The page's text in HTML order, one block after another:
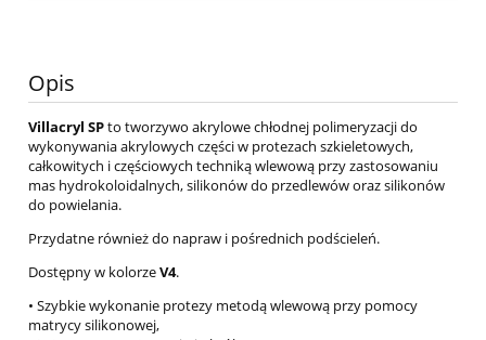
Opis
Villacryl SPto tworzywo akrylowe chłodnej polimeryzacji do
wykonywania akrylowych części w protezach szkieletowych,
całkowitych i częściowych techniką wlewową przy zastosowaniu
mas hydrokoloidalnych, silikonów do przedlewów oraz silikonów
do powielania.
Przydatne również do napraw i pośrednich podścieleń.
Dostępny w kolorzeV4.
• Szybkie wykonanie protezy metodą wlewową przy pomocy
matrycy silikonowej,